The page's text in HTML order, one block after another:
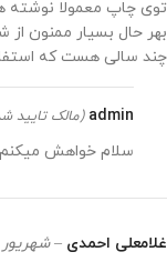
توی چاپ معمولا
بهر حال بسیار ممنون از
چند سالی هست که
admin (مالک تایید
سلام خواهش میکنم
غلامعلی احمدی – شهریور 8, 1403